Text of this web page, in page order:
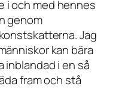
i och med hennes
genom
Jag
kan bära
inblandad i en så
fram och stå